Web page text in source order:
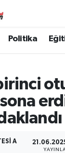
Politika
A
Durumu ve